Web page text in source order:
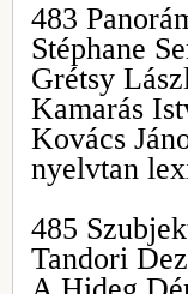
483
Stéphane
Grétsy
Kamarás
Kovács
nyelvtan
485
Tandori